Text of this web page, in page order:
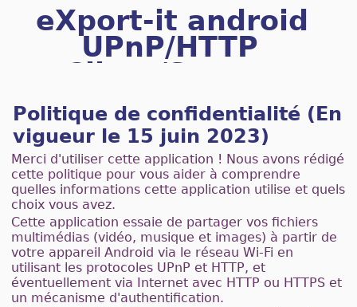
eXport-it android
UPnP/HTTP
Client/Server
Politique de confidentialité (En
vigueur le 15 juin 2023)
Merci d'utiliser cette application ! Nous avons rédigé
cette politique pour vous aider à comprendre
quelles informations cette application utilise et quels
choix vous avez.
Cette application essaie de partager vos fichiers
multimédias (vidéo, musique et images) à partir de
votre appareil Android via le réseau Wi-Fi en
utilisant les protocoles UPnP et HTTP, et
éventuellement via Internet avec HTTP ou HTTPS et
un mécanisme d'authentification.